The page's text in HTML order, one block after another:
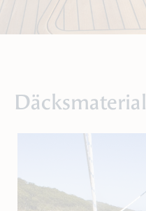
Däcksmaterial